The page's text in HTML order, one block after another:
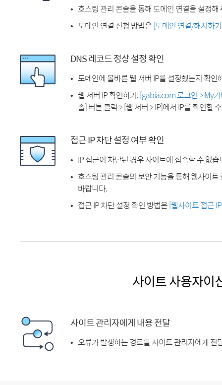
호스팅 관리 콘솔을 통해 도메인 연결을 설정해
도메인 연결 신청 방법은[도메인 연결/해지하
DNS 레코드 정상 설정 확인
도메인에 올바른 웹 서버 IP를 설정했는지 확인
웹 서버 IP 확인하기:[gabia.com 로그인 > My
솔] 버튼 클릭 > [웹 서버 > IP]에서 IP를 확인할
접근 IP 차단 설정 여부 확인
IP 접근이 차단된 경우 사이트에 접속할 수 없습
호스팅 관리 콘솔의 보안 기능을 통해 웹사이
바랍니다.
접근 IP 차단 설정 확인 방법은[웹사이트 접근
사이트 사용자이
사이트 관리자에게 내용 전달
오류가 발생하는 경로를 사이트 관리자에게 전